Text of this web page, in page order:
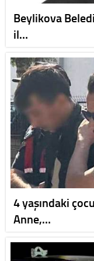
Beylikova
il…
4 yaşındaki
Anne,…